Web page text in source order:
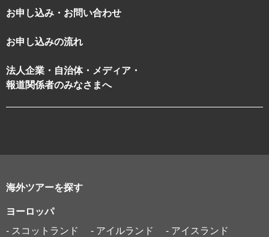
お申し込み・お問い合わせ
お申し込みの流れ
法人企業・自治体・メディア・
報道関係者のみなさまへ
海外ツアーを探す
ヨーロッパ
- スコットランド
- アイルランド
- アイスランド